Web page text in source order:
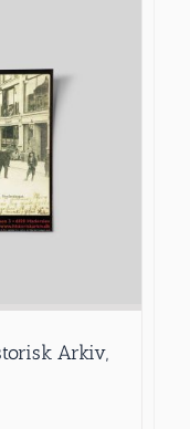
Arkiv,